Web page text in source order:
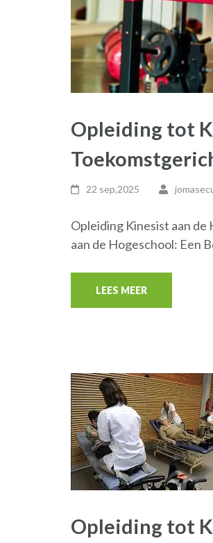
Opleiding tot
22 sep,2025
Opleiding Kinesist aan
aan de Hogeschool: Een
LEES MEER
Opleiding tot